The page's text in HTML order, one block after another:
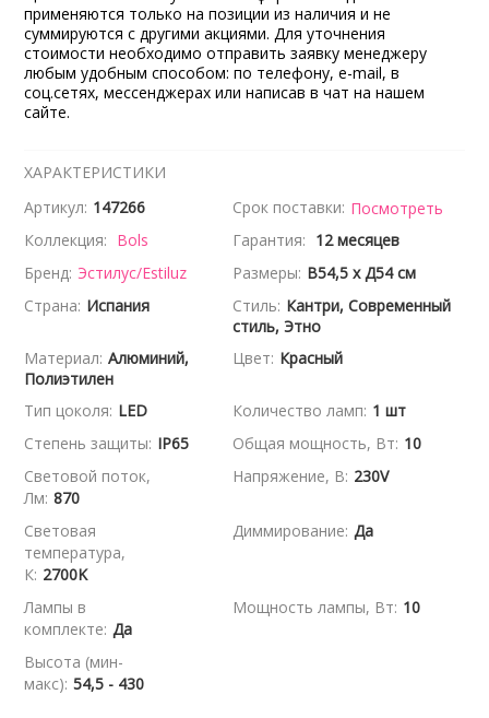
применяются только на позиции из наличия и не
суммируются с другими акциями. Для уточнения
стоимости необходимо отправить заявку менеджеру
любым удобным способом: по телефону, e-mail, в
соц.сетях, мессенджерах или написав в чат на нашем
сайте.
ХАРАКТЕРИСТИКИ
Артикул: 147266 Срок поставки: Посмотреть
Коллекция: Bols Гарантия: 12 месяцев
Бренд: Эстилус/Estiluz Размеры: В54,5 x Д54 см
Страна: Испания Стиль: Кантри, Современный
стиль, Этно
Материал: Алюминий,
Полиэтилен
Цвет: Красный
Тип цоколя: LED Количество ламп: 1 шт
Степень защиты: IP65 Общая мощность, Вт: 10
Световой поток,
Лм: 870
Напряжение, В: 230V
Световая
температура,
К: 2700K
Диммирование: Да
Лампы в
комплекте: Да
Мощность лампы, Вт: 10
Высота (мин-
макс): 54,5 - 430